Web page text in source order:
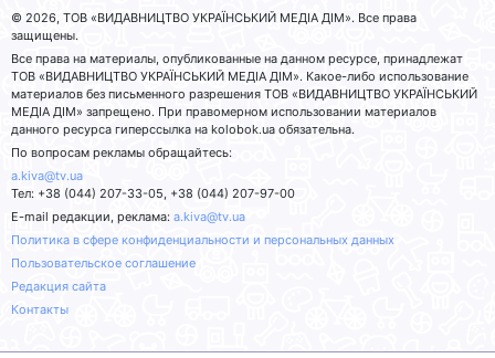
© 2026, ТОВ «ВИДАВНИЦТВО УКРАЇНСЬКИЙ МЕДІА ДІМ». Все права
защищены.
Все права на материалы, опубликованные на данном ресурсе, принадлежат
ТОВ «ВИДАВНИЦТВО УКРАЇНСЬКИЙ МЕДІА ДІМ». Какое-либо использование
материалов без письменного разрешения ТОВ «ВИДАВНИЦТВО УКРАЇНСЬКИЙ
МЕДІА ДІМ» запрещено. При правомерном использовании материалов
данного ресурса гиперссылка на kolobok.ua обязательна.
По вопросам рекламы обращайтесь:
a.kiva@tv.ua
Тел: +38 (044) 207-33-05, +38 (044) 207-97-00
E-mail редакции, реклама: a.kiva@tv.ua
Политика в сфере конфиденциальности и персональных данных
Пользовательское соглашение
Редакция сайта
Контакты